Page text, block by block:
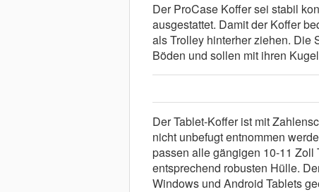
Der ProCase Koffer sei stabil
ausgestattet. Damit der Koffer
als Trolley hinterher ziehen. Die
Böden und sollen mit ihren
Der Tablet-Koffer ist mit
nicht unbefugt entnommen
passen alle gängigen 10-11
entsprechend robusten Hülle.
Windows und Android Tablets